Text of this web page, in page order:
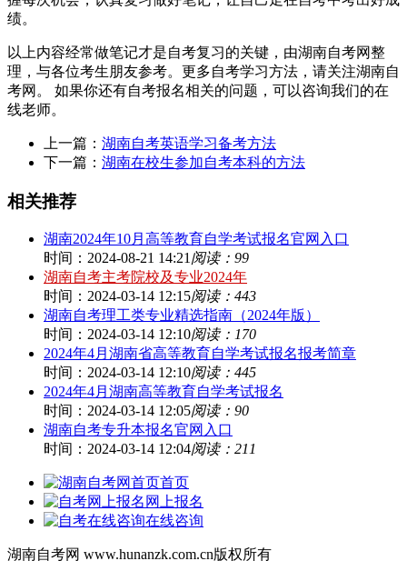
绩。
以上内容经常做笔记才是自考复习的关键，由湖南自考网整
理，与各位考生朋友参考。更多自考学习方法，请关注湖南自
考网。 如果你还有自考报名相关的问题，可以咨询我们的在
线老师。
上一篇： 湖南自考英语学习备考方法
下一篇： 湖南在校生参加自考本科的方法
相关推荐
湖南2024年10月高等教育自学考试报名官网入口
时间：2024-08-21 14:21 阅读：99
湖南自考主考院校及专业2024年
时间：2024-03-14 12:15阅读：443
湖南自考理工类专业精选指南（2024年版）
时间：2024-03-14 12:10阅读：170
2024年4月湖南省高等教育自学考试报名报考简章
时间：2024-03-14 12:10阅读：445
2024年4月湖南高等教育自学考试报名
时间：2024-03-14 12:05阅读：90
湖南自考专升本报名官网入口
时间：2024-03-14 12:04阅读：211
首页
网上报名
在线咨询
湖南自考网 www.hunanzk.com.cn版权所有